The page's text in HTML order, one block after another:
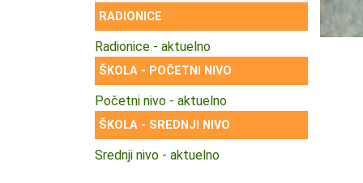
RADIONICE
Radionice - aktuelno
ŠKOLA - POČETNI NIVO
Početni nivo - aktuelno
ŠKOLA - SREDNJI NIVO
Srednji nivo - aktuelno